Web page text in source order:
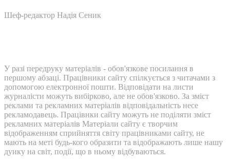
Шеф-редактор Надія Сеник
У разі передруку матеріалів - обов'язкове посилання в
першому абзаці. Працівники сайту спілкується з читачами з
допомогою електронної пошти. Відповідати на листи
журналісти можуть вибірково, але не обов'язково. За зміст
реклами та рекламних матеріалів відповідальність несе
рекламодавець. Працівнки сайту можуть не поділяти зміст
рекламних матеріалів Матеріали сайту є творчим
відображенням сприйняття світу працівниками сайту, не
мають на меті будь-кого образити та відображають лише нашу
дуику на світ, події, що в ньому відбуваються.